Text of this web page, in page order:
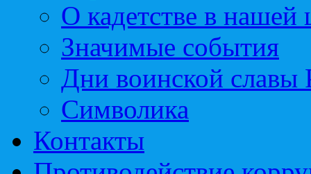
О кадетстве в нашей
Значимые события
Дни воинской славы
Символика
Контакты